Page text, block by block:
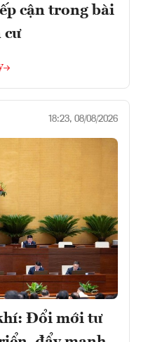
cận trong bài
cư
18:23, 08/08/2026
Đổi mới tư